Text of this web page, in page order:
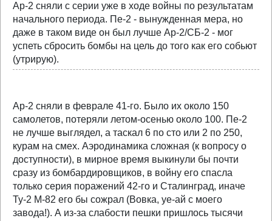
Ар-2 сняли с серии уже в ходе войны по результатам
начального периода. Пе-2 - вынужденная мера, но
даже в таком виде он был лучше Ар-2/СБ-2 - мог
успеть сбросить бомбы на цель до того как его собьют
(утрирую).
Ар-2 сняли в феврале 41-го. Было их около 150
самолетов, потеряли летом-осенью около 100. Пе-2
не лучше выглядел, а таскал 6 по сто или 2 по 250,
курам на смех. Аэродинамика сложная (к вопросу о
доступности), в мирное время выкинули бы почти
сразу из бомбардировщиков, в войну его спасла
только серия поражений 42-го и Сталинград, иначе
Ту-2 М-82 его бы сожрал (Вовка, уе-ай с моего
завода!). А из-за слабости пешки пришлось тысячи